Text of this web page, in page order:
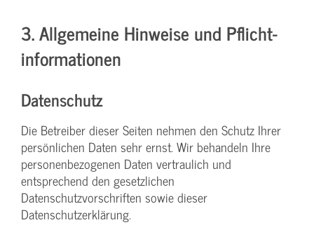
3. Allgemeine Hinweise und Pflicht­
informationen
Datenschutz
Die Betreiber dieser Seiten nehmen den Schutz Ihrer
persönlichen Daten sehr ernst. Wir behandeln Ihre
personenbezogenen Daten vertraulich und
entsprechend den gesetzlichen
Datenschutzvorschriften sowie dieser
Datenschutzerklärung.